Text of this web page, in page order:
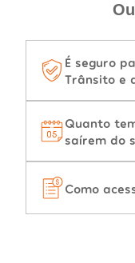
É seguro
Trânsito e
Quanto
saírem do
Como